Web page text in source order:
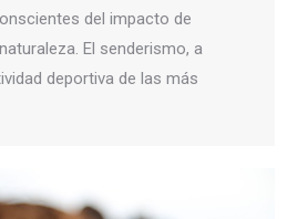
del impacto de
El senderismo, a
deportiva de las más